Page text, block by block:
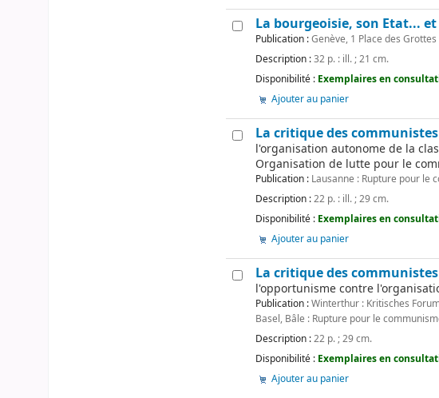
La bourgeoisie, son Etat...
Publication :Genève, 1 Place des
Description :32 p. : ill. ; 21 cm.
Disponibilité : Exemplaires en
Ajouter au panier
La critique des
l'organisation autonome de la
Organisation de lutte pour le
Publication : Lausanne : Rupture pour le
Description :22 p. : ill. ; 29 cm.
Disponibilité : Exemplaires en
Ajouter au panier
La critique des
l'opportunisme contre
Publication :Winterthur : Kritisches
Basel, Bâle : Rupture pour le
Description :22 p. ; 29 cm.
Disponibilité : Exemplaires en
Ajouter au panier